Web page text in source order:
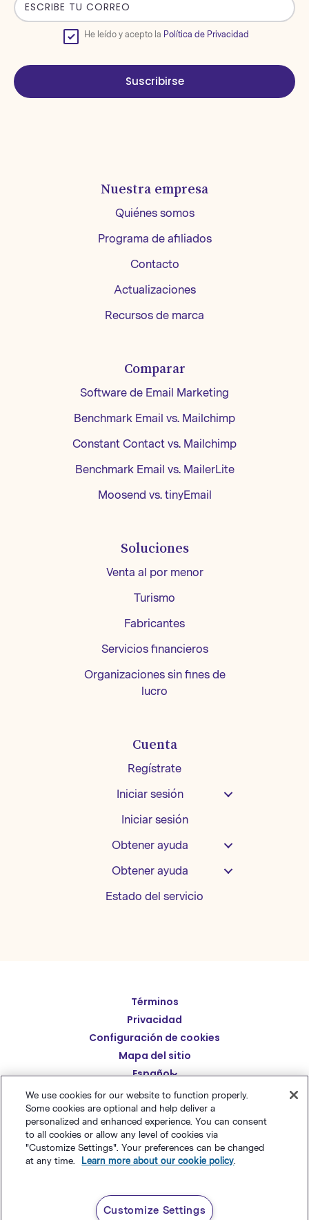
He leído y acepto la Política de Privacidad
Suscribirse
Nuestra empresa
Quiénes somos
Programa de afiliados
Contacto
Actualizaciones
Recursos de marca
Comparar
Software de Email Marketing
Benchmark Email vs. Mailchimp
Constant Contact vs. Mailchimp
Benchmark Email vs. MailerLite
Moosend vs. tinyEmail
Soluciones
Venta al por menor
Turismo
Fabricantes
Servicios financieros
Organizaciones sin fines de
lucro
Cuenta
Regístrate
Iniciar sesión
Iniciar sesión
Obtener ayuda
Obtener ayuda
Estado del servicio
Términos
Privacidad
Configuración de cookies
Mapa del sitio
Español
English
Deutsch
繁體中文
简体中文
日本語
Italiano
Português (BR)
© Polaris Software, LLC 粤ICP备14001834号
Email® es una marca comercial registrada de
Software, LLC
We use cookies for our website to function properly.
Some cookies are optional and help deliver a
personalized and enhanced experience. You can consent
to all cookies or allow any level of cookies via
"Customize Settings". Your preferences can be changed
at any time.
Learn more about our cookie policy.
Customize Settings